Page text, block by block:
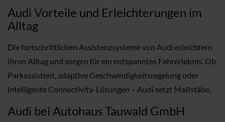
Audi Vorteile und Erleichterungen im
Alltag
Die fortschrittlichen Assistenzsysteme von Audi erleichtern
Ihren Alltag und sorgen für ein entspanntes Fahrerlebnis. Ob
Parkassistent, adaptive Geschwindigkeitsregelung oder
intelligente Connectivity-Lösungen – Audi setzt Maßstäbe.
Audi bei Autohaus Tauwald GmbH